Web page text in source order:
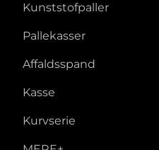
Kunststofpaller
Pallekasser
Affaldsspand
Kasse
Kurvserie